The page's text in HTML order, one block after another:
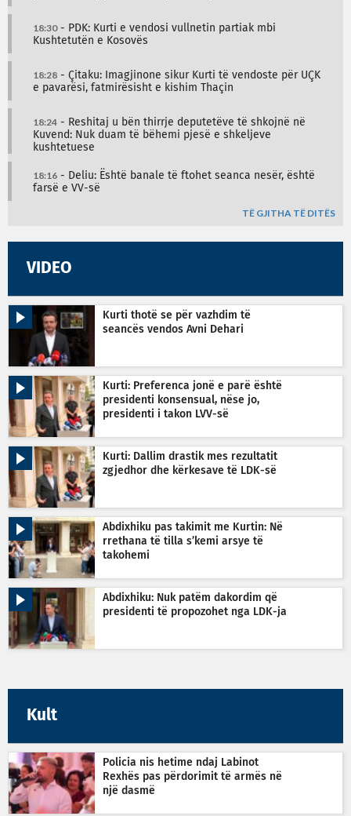
18:30- PDK: Kurti e vendosi vullnetin partiak mbi
Kushtetutën e Kosovës
18:28 - Çitaku: Imagjinone sikur Kurti të vendoste për UÇK
e pavarësi, fatmirësisht e kishim Thaçin
18:24 - Reshitaj u bën thirrje deputetëve të shkojnë në
Kuvend: Nuk duam të bëhemi pjesë e shkeljeve
kushtetuese
18:16 - Deliu: Është banale të ftohet seanca nesër, është
farsë e VV-së
TË GJITHA TË DITËS
VIDEO
Kurti thotë se për vazhdim të
seancës vendos Avni Dehari
Kurti: Preferenca jonë e parë është
presidenti konsensual, nëse jo,
presidenti i takon LVV-së
Kurti: Dallim drastik mes rezultatit
zgjedhor dhe kërkesave të LDK-së
Abdixhiku pas takimit me Kurtin: Në
rrethana të tilla s’kemi arsye të
takohemi
Abdixhiku: Nuk patëm dakordim që
presidenti të propozohet nga LDK-ja
Kult
Policia nis hetime ndaj Labinot
Rexhës pas përdorimit të armës në
një dasmë